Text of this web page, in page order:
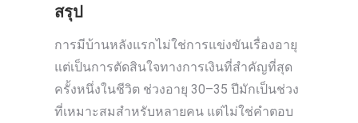
สรุป
การมีบ้านหลังแรกไม่ใช่การแข่งขันเรื่องอายุ
แต่เป็นการตัดสินใจทางการเงินที่สำคัญที่สุด
ครั้งหนึ่งในชีวิต ช่วงอายุ 30–35 ปีมักเป็นช่วง
ที่เหมาะสมสำหรับหลายคน แต่ไม่ใช่คำตอบ